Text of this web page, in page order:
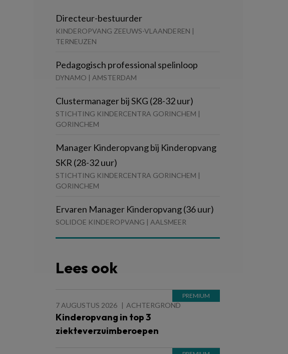
Directeur-bestuurder
KINDEROPVANG ZEEUWS-VLAANDEREN |
TERNEUZEN
Pedagogisch professional spelinloop
DYNAMO | AMSTERDAM
Clustermanager bij SKG (28-32 uur)
STICHTING KINDERCENTRA GORINCHEM |
GORINCHEM
Manager Kinderopvang bij Kinderopvang
SKR (28-32 uur)
STICHTING KINDERCENTRA GORINCHEM |
GORINCHEM
Ervaren Manager Kinderopvang (36 uur)
SOLIDOE KINDEROPVANG | AALSMEER
Lees ook
7 AUGUSTUS 2026 ACHTERGROND
Kinderopvang in top 3
ziekteverzuimberoepen